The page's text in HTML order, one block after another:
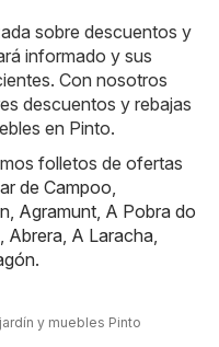
sobre descuentos y
informado y sus
Con nosotros
descuentos y rebajas
en Pinto.
folletos de ofertas
de Campoo
Agramunt A Pobra do
Abrera A Laracha
.
y muebles Pinto